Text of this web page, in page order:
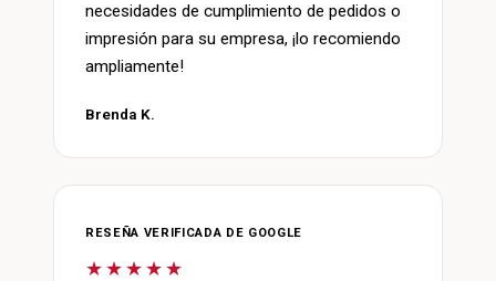
necesidades de cumplimiento de pedidos o
impresión para su empresa, ¡lo recomiendo
ampliamente!
Brenda K.
RESEÑA VERIFICADA DE GOOGLE
★★★★★